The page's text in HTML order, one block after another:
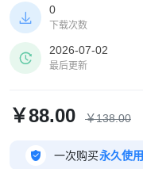

0
下载次数

2026-07-02
最后更新
￥88.00 ￥138.00
 一次购买永久使用